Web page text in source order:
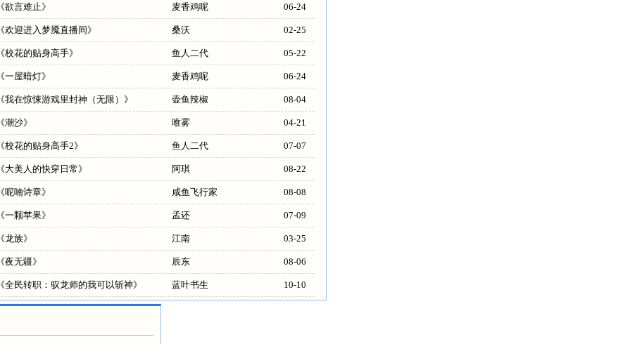
《欲言难止》 麦香鸡呢 06-24
《欢迎进入梦魇直播间》 桑沃 02-25
《校花的贴身高手》 鱼人二代 05-22
《一屋暗灯》 麦香鸡呢 06-24
《我在惊悚游戏里封神（无限） 》 壶鱼辣椒 08-04
《潮沙》 唯雾 04-21
《校花的贴身高手2》 鱼人二代 07-07
《大美人的快穿日常》 阿琪 08-22
《呢喃诗章》 咸鱼飞行家 08-08
《一颗苹果》 孟还 07-09
《龙族》 江南 03-25
《夜无疆》 辰东 08-06
《全民转职：驭龙师的我可以斩神》 蓝叶书生 10-10